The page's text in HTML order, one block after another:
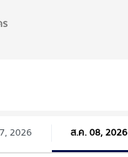
2026 ส.ค. 08, 2026